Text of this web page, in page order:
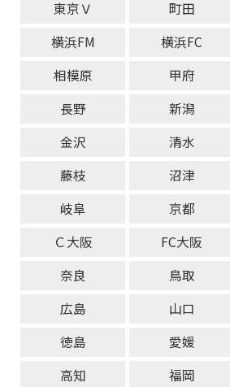
東京Ｖ
町田
横浜FM
横浜FC
相模原
甲府
長野
新潟
金沢
清水
藤枝
沼津
岐阜
京都
Ｃ大阪
FC大阪
奈良
鳥取
広島
山口
徳島
愛媛
高知
福岡